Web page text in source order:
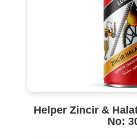
Helper Zincir &
No: